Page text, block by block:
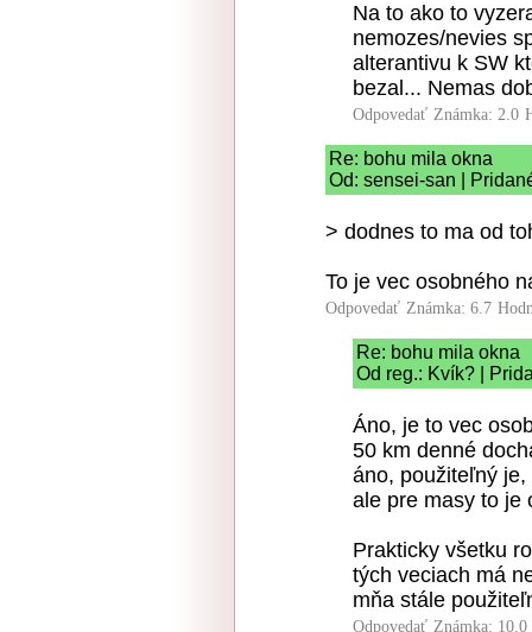
Na to ako to
nemozes/nevies
alterantivu k SW
bezal... Nemas
Odpovedať Známka: 2.0
Re: bohu mila okna
Od: sensei-san |
> dodnes to ma od
To je vec osobného
Odpovedať Známka: 6.7
Re: bohu mila okna
Od reg.: Kvík? |
Áno, je to vec
50 km denné
áno, použiteľný
ale pre masy to je
Prakticky všetku
tých veciach má
mňa stále
Odpovedať Známka: 10.0